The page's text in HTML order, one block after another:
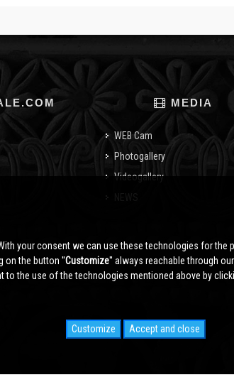
MEDIA
WEB Cam
Photogallery
Videogallery
your consent we can use these technologies for the
on the button ''Customize'' always reachable through our
the use of the technologies mentioned above by
Customize Accept and close